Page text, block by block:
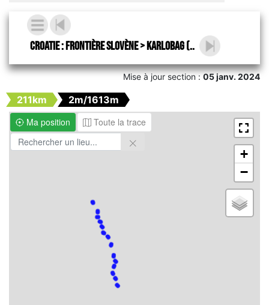
Croatie : frontière slovène > Karlobag (..
Mise à jour section :05 janv. 2024
211km
2m/1613m
Ma position
Toute la trace
+
−